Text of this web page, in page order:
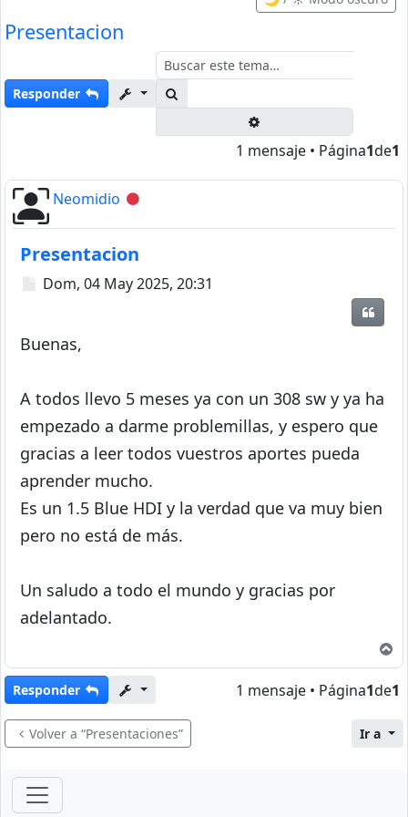
Presentacion
Responder
1 mensaje • Página1de1
Neomidio Desconectado
Presentacion
Mensaje
Dom, 04 May 2025, 20:31
Buenas,
A todos llevo 5 meses ya con un 308 sw y ya ha
empezado a darme problemillas, y espero que
gracias a leer todos vuestros aportes pueda
aprender mucho.
Es un 1.5 Blue HDI y la verdad que va muy bien
pero no está de más.
Un saludo a todo el mundo y gracias por
adelantado.
Responder 1 mensaje • Página1de1
Volver a “Presentaciones” Ir a